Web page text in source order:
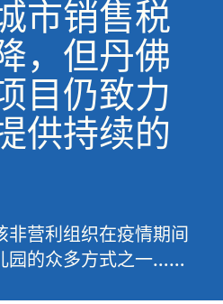
市销售税
，但丹佛
目仍致力
供持续的
非营利组织在疫情期间
园的众多方式之一……